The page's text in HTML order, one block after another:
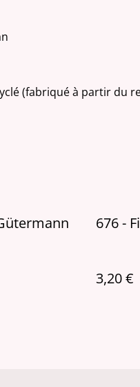
(fabriqué à partir du
676 -
3,20 €